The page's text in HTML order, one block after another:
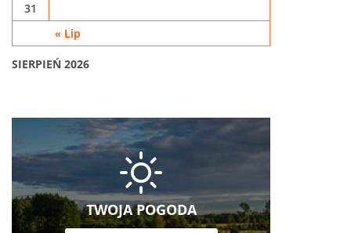
SIERPIEŃ 2026
« Lip
31
TWOJA POGODA